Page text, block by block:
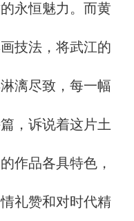
永恒魅力。而黄
技法，将武江的
漓尽致，每一幅
，诉说着这片土
作品各具特色，
礼赞和对时代精